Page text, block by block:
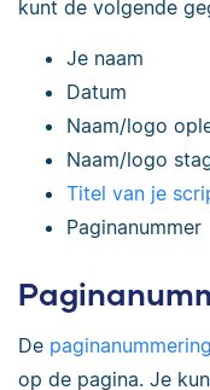
kunt de volgende
Je naam
Datum
Naam/logo
Naam/logo
Titel van je
Paginanummer
De paginanummering
op de pagina. Je